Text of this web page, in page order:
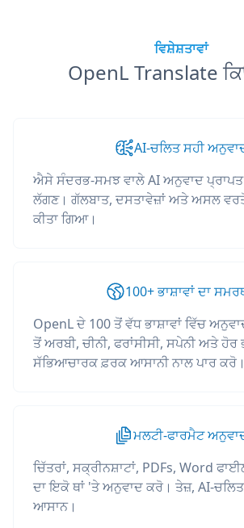
ਵਿਸ਼ੇਸ਼ਤਾਵਾਂ
OpenL Translate
AI-ਚਲਿਤ ਸਹੀ
ਐਸੇ ਸੰਦਰਭ-ਸਮਝ ਵਾਲੇ AI ਅਨੁਵਾਦ
ਲੱਗਣ। ਗੱਲਬਾਤ, ਦਸਤਾਵੇਜ਼ਾਂ ਅਤੇ ਅਸਲ
ਕੀਤਾ ਗਿਆ।
100+ ਭਾਸ਼ਾਵਾਂ ਦਾ
OpenL ਦੇ 100 ਤੋਂ ਵੱਧ ਭਾਸ਼ਾਵਾਂ ਵਿੱਚ
ਤੋਂ ਅਰਬੀ, ਚੀਨੀ, ਫਰਾਂਸੀਸੀ, ਸਪੇਨੀ ਅਤੇ ਹੋਰ
ਸੱਭਿਆਚਾਰਕ ਫ਼ਰਕ ਆਸਾਨੀ ਨਾਲ ਪਾਰ ਕਰੋ।
ਮਲਟੀ-ਫਾਰਮੈਟ
ਚਿੱਤਰਾਂ, ਸਕ੍ਰੀਨਸ਼ਾਟਾਂ, PDFs, Word
ਦਾ ਇਕੋ ਥਾਂ 'ਤੇ ਅਨੁਵਾਦ ਕਰੋ। ਤੇਜ਼, AI-
ਆਸਾਨ।